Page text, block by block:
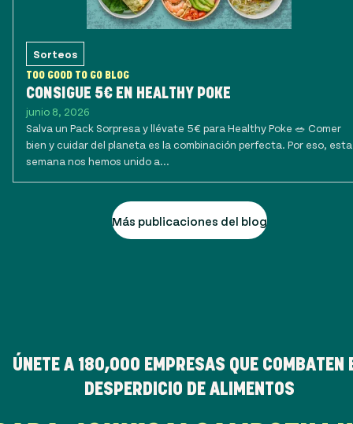
Sorteos
TOO GOOD TO GO BLOG
CONSIGUE 5€ EN HEALTHY POKE
junio 8, 2026
Salva un Pack Sorpresa y llévate 5€ para Healthy Poke 🥗 Comer
bien y cuidar del planeta es la combinación perfecta. Por eso, esta
semana nos hemos unido a...
Más publicaciones del blog
ÚNETE A 180,000 EMPRESAS QUE COMBATEN
DESPERDICIO DE ALIMENTOS